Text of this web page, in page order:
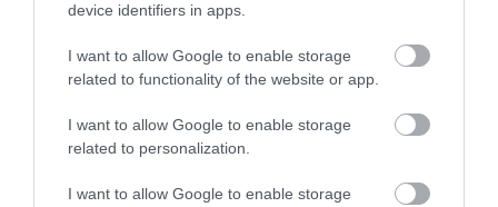
device identifiers in apps.
I want to allow Google to enable storage
related to functionality of the website or app.
I want to allow Google to enable storage
related to personalization.
I want to allow Google to enable storage
suoraan laskuksi. Jälleen kerran: paikasta ja
ajasta vapaana, ei tarvitse olla konttorilla
lappujen ja lippujen kanssa kirjoittamassa
Sitten kun lasku muodostetaan Finago
muista, milloin olisin viimeksi tulostanut